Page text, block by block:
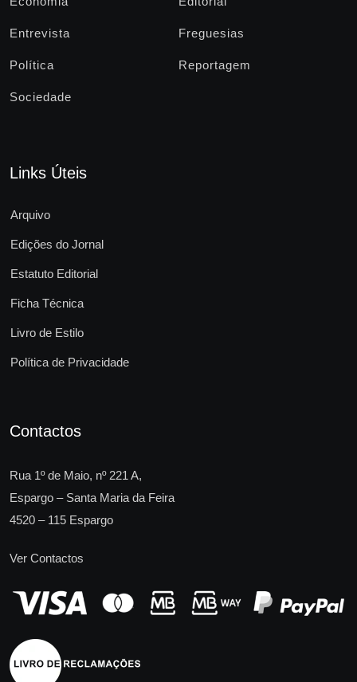
Entrevista Freguesias
Política Reportagem
Sociedade
Links Úteis
Arquivo
Edições do Jornal
Estatuto Editorial
Ficha Técnica
Livro de Estilo
Política de Privacidade
Contactos
Rua 1º de Maio, nº 221 A,
Espargo – Santa Maria da Feira
4520 – 115 Espargo
Ver Contactos